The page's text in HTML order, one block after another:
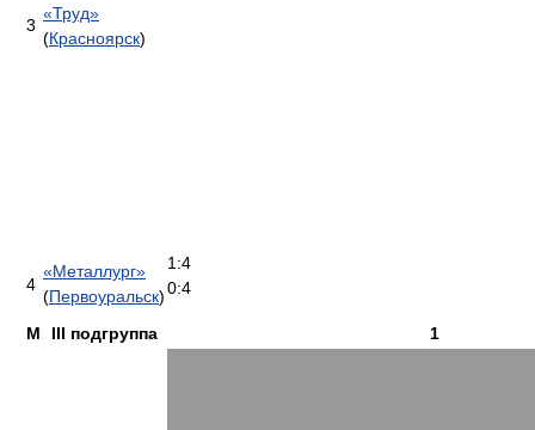
3
«Труд»
(Красноярск)
4
«Металлург»
(Первоуральск)
1:4
0:4
М III подгруппа 1